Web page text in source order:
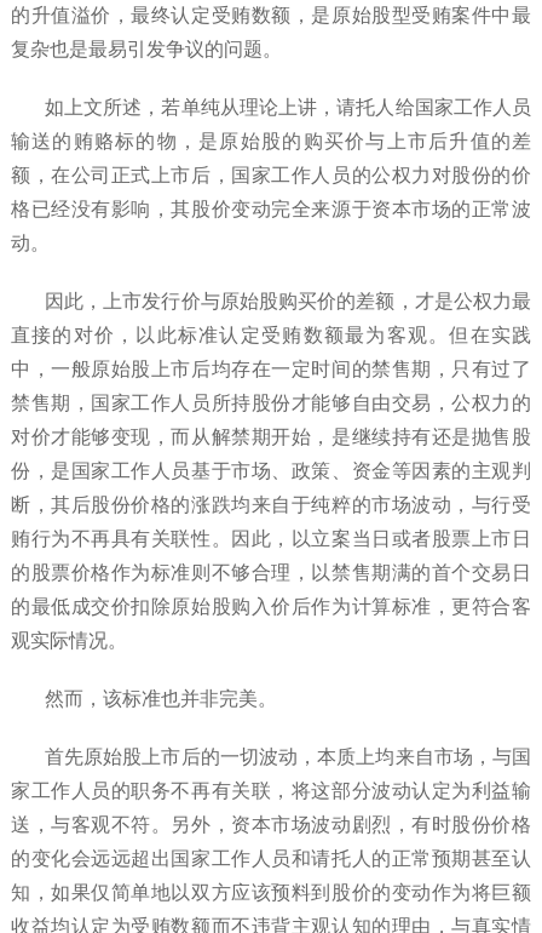
的升值溢价，最终认定受贿数额，是原始股型受贿案件中最
复杂也是最易引发争议的问题。
如上文所述，若单纯从理论上讲，请托人给国家工作人员
输送的贿赂标的物，是原始股的购买价与上市后升值的差
额，在公司正式上市后，国家工作人员的公权力对股份的价
格已经没有影响，其股价变动完全来源于资本市场的正常波
动。
因此，上市发行价与原始股购买价的差额，才是公权力最
直接的对价，以此标准认定受贿数额最为客观。但在实践
中，一般原始股上市后均存在一定时间的禁售期，只有过了
禁售期，国家工作人员所持股份才能够自由交易，公权力的
对价才能够变现，而从解禁期开始，是继续持有还是抛售股
份，是国家工作人员基于市场、政策、资金等因素的主观判
断，其后股份价格的涨跌均来自于纯粹的市场波动，与行受
贿行为不再具有关联性。因此，以立案当日或者股票上市日
的股票价格作为标准则不够合理，以禁售期满的首个交易日
的最低成交价扣除原始股购入价后作为计算标准，更符合客
观实际情况。
然而，该标准也并非完美。
首先原始股上市后的一切波动，本质上均来自市场，与国
家工作人员的职务不再有关联，将这部分波动认定为利益输
送，与客观不符。另外，资本市场波动剧烈，有时股份价格
的变化会远远超出国家工作人员和请托人的正常预期甚至认
知，如果仅简单地以双方应该预料到股价的变动作为将巨额
收益均认定为受贿数额而不违背主观认知的理由，与真实情